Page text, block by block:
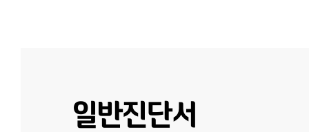
일반진단서